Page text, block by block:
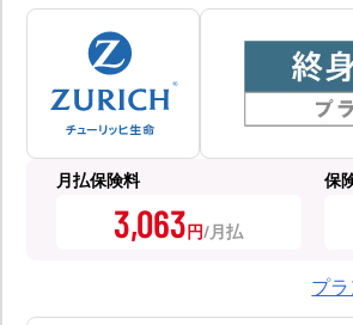
月払保険料
3,063円
保
プ